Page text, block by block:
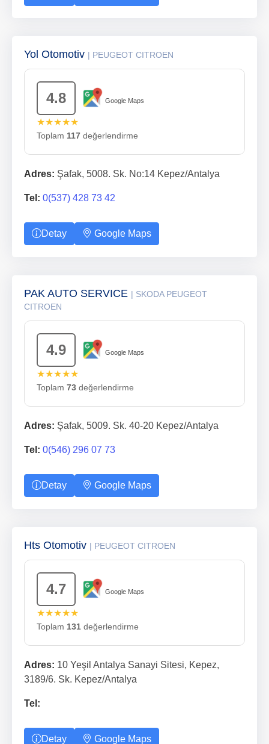
Yol Otomotiv | PEUGEOT CITROEN
4.8 Google Maps
★★★★★
Toplam 117 değerlendirme
Adres: Şafak, 5008. Sk. No:14 Kepez/Antalya
Tel: 0(537) 428 73 42
Detay Google Maps
PAK AUTO SERVICE | SKODA PEUGEOT
CITROEN
4.9 Google Maps
★★★★★
Toplam 73 değerlendirme
Adres: Şafak, 5009. Sk. 40-20 Kepez/Antalya
Tel: 0(546) 296 07 73
Detay Google Maps
Hts Otomotiv | PEUGEOT CITROEN
4.7 Google Maps
★★★★★
Toplam 131 değerlendirme
Adres: 10 Yeşil Antalya Sanayi Sitesi, Kepez,
3189/6. Sk. Kepez/Antalya
Tel:
Detay Google Maps